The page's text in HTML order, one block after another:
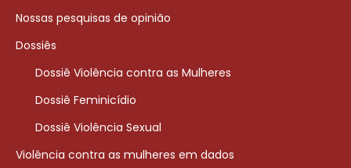
Nossas pesquisas de opinião
Dossiês
Dossiê Violência contra as Mulheres
Dossiê Feminicídio
Dossiê Violência Sexual
Violência contra as mulheres em dados